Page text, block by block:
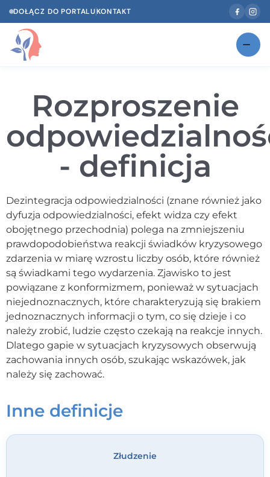
DOŁĄCZ DO PORTALUKONTAKT
NOWOŚĆ
Według specjalizacji
Psycholog w Twoim języku
Testy psychologiczne
Dawka wiedzy
Dla specjalistów
Kontakt
Dołącz do portalu
Rozproszenie
- definicja
Dezintegracja odpowiedzialności (znane również jako
dyfuzja odpowiedzialności, efekt widza czy efekt
obojętnego przechodnia) polega na zmniejszeniu
prawdopodobieństwa reakcji świadków kryzysowego
zdarzenia w miarę wzrostu liczby osób, które również
są świadkami tego wydarzenia. Zjawisko to jest
powiązane z konformizmem, ponieważ w sytuacjach
niejednoznacznych, które charakteryzują się brakiem
jednoznacznych informacji o tym, co się dzieje i co
należy zrobić, ludzie często czekają na reakcje innych.
Dlatego gapie w sytuacjach kryzysowych obserwują
zachowania innych osób, szukając wskazówek, jak
należy się zachować.
Inne definicje
Złudzenie